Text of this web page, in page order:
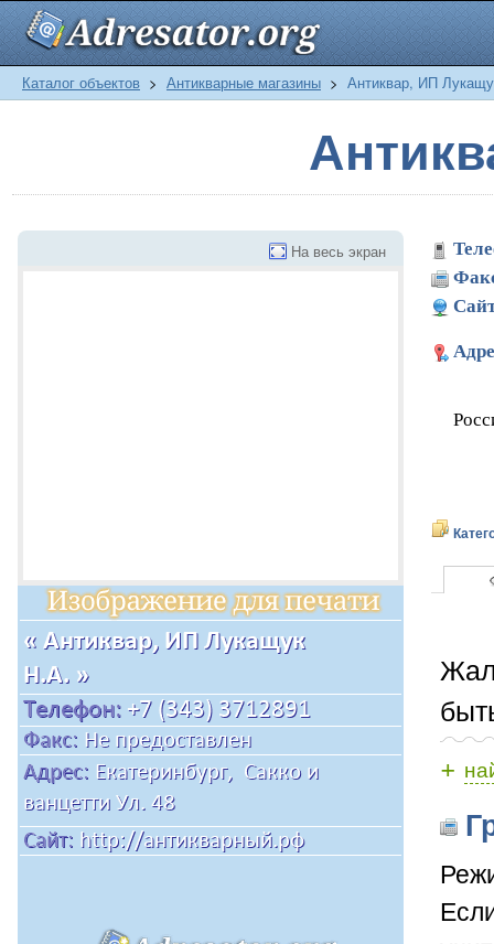
Каталог объектов > Антикварные магазины > Антиквар, ИП
На весь экран
+